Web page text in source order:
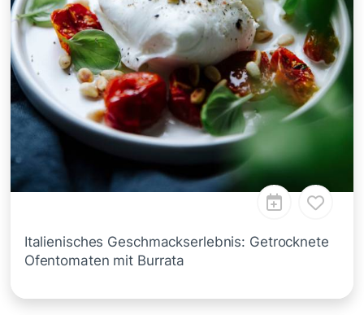
Italienisches Geschmackserlebnis: Getrocknete
Ofentomaten mit Burrata